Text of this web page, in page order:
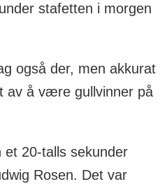
stafetten i morgen
også der, men akkurat
av å være gullvinner på
et 20-talls sekunder
Rosen. Det var